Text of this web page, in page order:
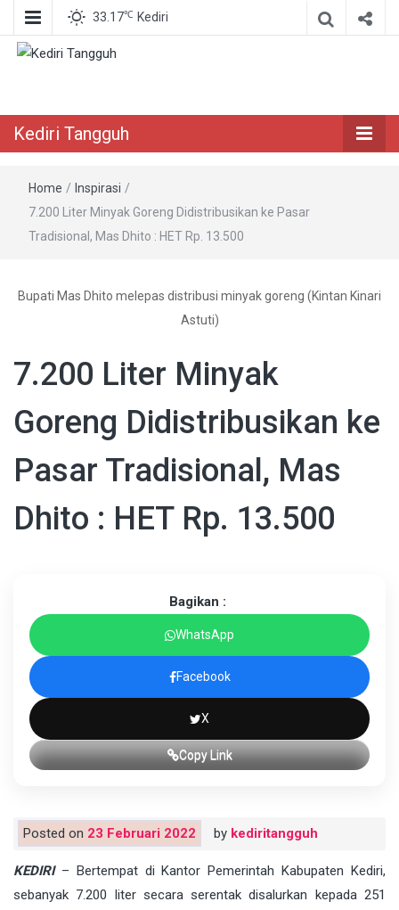
33.17℃ Kediri
Kediri Tangguh
Home / Inspirasi /
7.200 Liter Minyak Goreng Didistribusikan ke Pasar
Tradisional, Mas Dhito : HET Rp. 13.500
Bupati Mas Dhito melepas distribusi minyak goreng (Kintan Kinari
Astuti)
7.200 Liter Minyak
Goreng Didistribusikan ke
Pasar Tradisional, Mas
Dhito : HET Rp. 13.500
Bagikan :
WhatsApp
Facebook
X
Copy Link
Posted on 23 Februari 2022 by kediritangguh
KEDIRI– Bertempat di Kantor Pemerintah Kabupaten Kediri,
sebanyak 7.200 liter secara serentak disalurkan kepada 251